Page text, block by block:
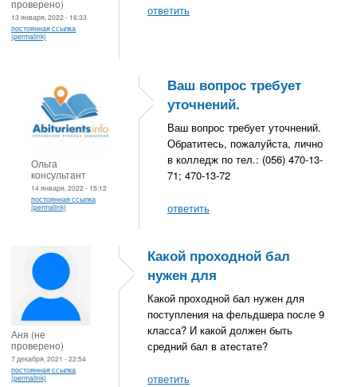
проверено)
13 января, 2022 - 16:33
постоянная ссылка
(permalink)
ответить
Ольга
консультант
14 января, 2022 - 15:12
постоянная ссылка
(permalink)
Ваш вопрос требует
уточнений.
Ваш вопрос требует уточнений.
Обратитесь, пожалуйста, лично
в колледж по тел.: (056) 470-13-
71; 470-13-72
ответить
Аня (не
проверено)
7 декабря, 2021 - 22:54
постоянная ссылка
(permalink)
Какой проходной бал
нужен для
Какой проходной бал нужен для
поступления на фельдшера после 9
класса? И какой должен быть
средний бал в атестате?
ответить